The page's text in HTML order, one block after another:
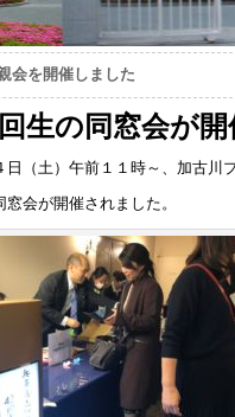
会を開催しました
生の同窓会が
日（土）午前１１時～、加古川
会が開催されました。